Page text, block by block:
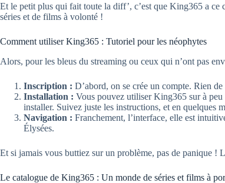
Et le petit plus qui fait toute la diff’, c’est que King365 a ce
séries et de films à volonté !
Comment utiliser King365 : Tutoriel pour les néophytes
Alors, pour les bleus du streaming ou ceux qui n’ont pas
Inscription : D’abord, on se crée un compte. Rien
Installation : Vous pouvez utiliser King365 sur à peu
installer. Suivez juste les instructions, et en quelques
Navigation : Franchement, l’interface, elle est
Élysées.
Et si jamais vous buttiez sur un problème, pas de panique !
Le catalogue de King365 : Un monde de séries et films à